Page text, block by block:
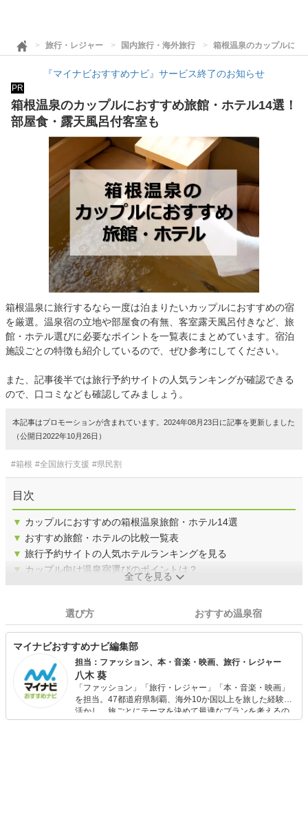
旅行・レジャー 国内旅行・海外旅行 箱根温泉のカップルにお
『マイナビおすすめナビ』サービス終了のお知らせ
PR
箱根温泉のカップルにおすすめ旅館・ホテル14選！
部屋食・露天風呂付客室も
箱根温泉に旅行するなら一度は泊まりたいカップルにおすすめの宿
を厳選。温泉宿の立地や部屋食の有無、客室露天風呂付きなど、旅
館・ホテル選びに必要なポイントを一覧表にまとめています。宿泊
施設ごとの特徴も紹介しているので、ぜひ参考にしてください。
また、記事後半では旅行予約サイトの人気ランキングが確認できる
ので、口コミなども確認してみましょう。
本記事はプロモーションが含まれています。2024年08月23日に記事を更新しました
（公開日2022年10月26日）
#箱根 #全国旅行支援 #県民割
目次
▼ カップルにおすすめの箱根温泉旅館・ホテル14選
▼ おすすめ旅館・ホテルの比較一覧表
▼ 旅行予約サイトの人気ホテルランキングを見る
▼ カップル向け温泉宿選びのポイントは？
全てを見る
選び方 おすすめ温泉宿
マイナビおすすめナビ編集部
担当：ファッション、本・音楽・映画、旅行・レジャー
八木 葵
「ファッション」「旅行・レジャー」「本・音楽・映画」
を担当。47都道府県制覇、海外10か国以上を旅した経験を
活かし、旅ごとにテーマを決めて最適なプランを考えるの
が得意。また、アパレルショップでの販売経験もあり。誰